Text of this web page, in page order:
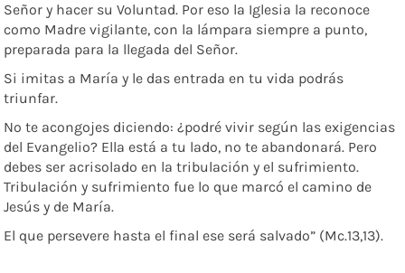
Señor y hacer su Voluntad. Por eso la Iglesia la reconoce
como Madre vigilante, con la lámpara siempre a punto,
preparada para la llegada del Señor.
Si imitas a María y le das entrada en tu vida podrás
triunfar.
No te acongojes diciendo: ¿podré vivir según las exigencias
del Evangelio? Ella está a tu lado, no te abandonará. Pero
debes ser acrisolado en la tribulación y el sufrimiento.
Tribulación y sufrimiento fue lo que marcó el camino de
Jesús y de María.
El que persevere hasta el final ese será salvado” (Mc.13,13).